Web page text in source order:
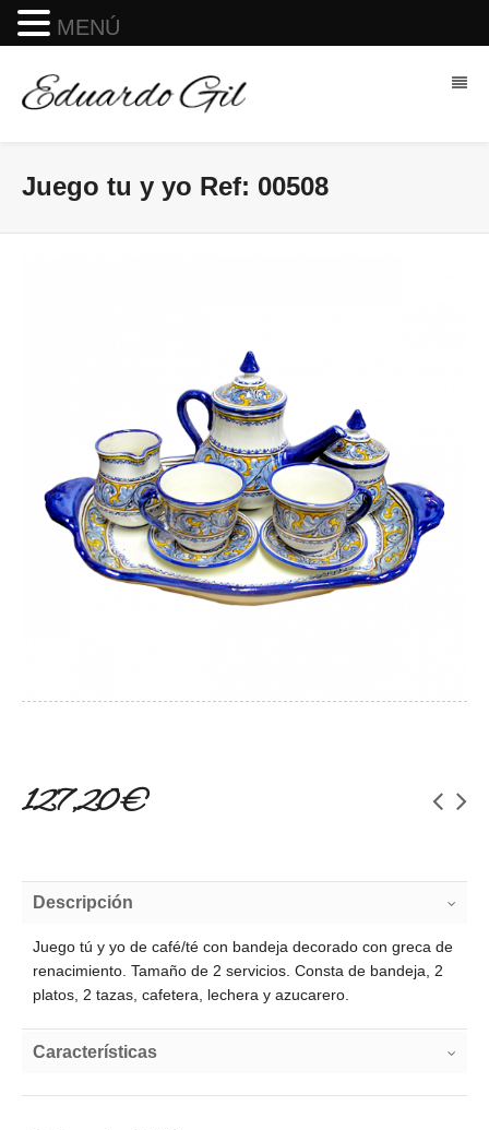
Juego tu y yo Ref: 00508
127,20 €
Descripción
Juego tú y yo de café/té con bandeja decorado con greca de
renacimiento. Tamaño de 2 servicios. Consta de bandeja, 2
platos, 2 tazas, cafetera, lechera y azucarero.
Características
MENÚ